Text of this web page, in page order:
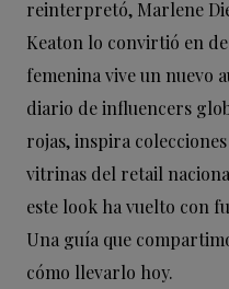
reinterpretó, Marlene
Keaton lo convirtió en
femenina vive un nuevo
diario de influencers
rojas, inspira
vitrinas del retail
este look ha vuelto con
Una guía que
cómo llevarlo hoy.